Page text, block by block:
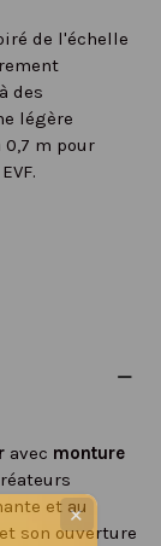
de l'échelle
des
légère
m pour
avec monture
et au
son ouverture
✕